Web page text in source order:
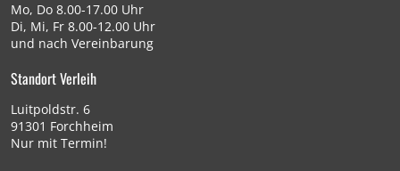
Mo, Do 8.00-17.00 Uhr
Di, Mi, Fr 8.00-12.00 Uhr
und nach Vereinbarung
Standort Verleih
Luitpoldstr. 6
91301 Forchheim
Nur mit Termin!